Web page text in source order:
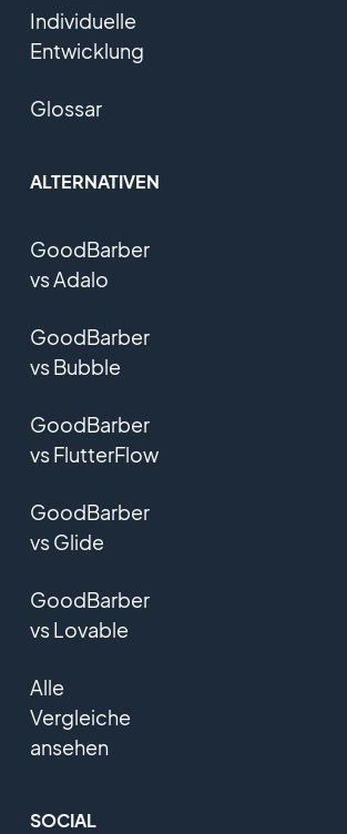
Individuelle
Entwicklung
Glossar
ALTERNATIVEN
GoodBarber
vs Adalo
GoodBarber
vs Bubble
GoodBarber
vs FlutterFlow
GoodBarber
vs Glide
GoodBarber
vs Lovable
Alle
Vergleiche
ansehen
SOCIAL